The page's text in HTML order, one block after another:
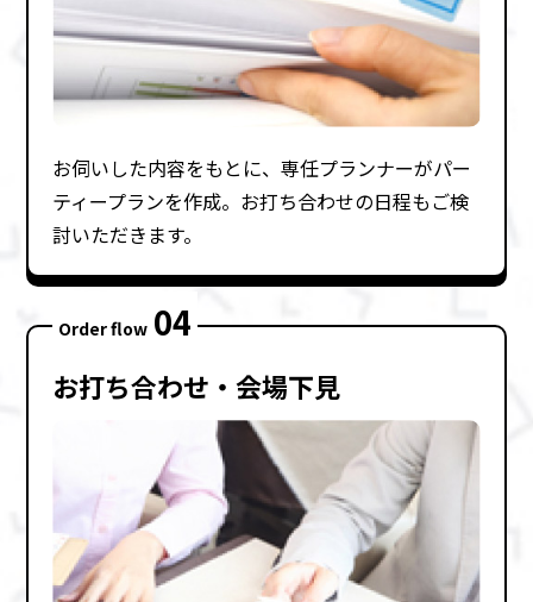
お伺いした内容をもとに、専任プランナーがパー
ティープランを作成。お打ち合わせの⽇程もご検
討いただきます。
Order flow 04
お打ち合わせ・会場下⾒